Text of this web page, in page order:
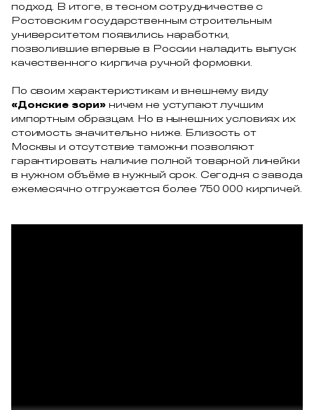
подход. В итоге, в тесном сотрудничестве с
Ростовским государственным строительным
университетом появились наработки,
позволившие впервые в России наладить выпуск
качественного кирпича ручной формовки.
По своим характеристикам и внешнему виду
«Донские зори» ничем не уступают лучшим
импортным образцам. Но в нынешних условиях их
стоимость значительно ниже. Близость от
Москвы и отсутствие таможни позволяют
гарантировать наличие полной товарной линейки
в нужном объёме в нужный срок. Сегодня с завода
ежемесячно отгружается более 750 000 кирпичей.